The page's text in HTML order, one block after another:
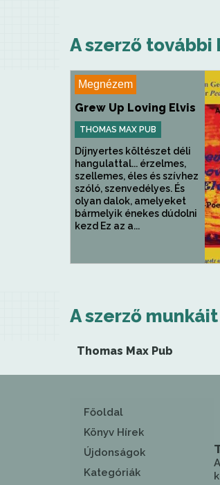
A szerző további
Megnézem
Grew Up Loving Elvis
THOMAS MAX PUB
Díjnyertes költészet déli
hangulattal... érzelmes,
szellemes, éles és szívhez
szóló, szenvedélyes. És
olyan dalok, amelyeket
bármelyik énekes dúdolni
kezd Ez az a...
A szerző
Thomas Max Pub
Főoldal
Könyv Hírek
Újdonságok
Kategóriák